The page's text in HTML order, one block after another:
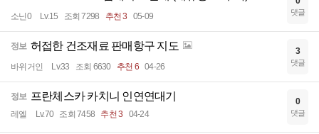
소닌0 Lv.15 조회 7298 추천 3 05-09 댓글
정보 허접한 건조재료 판매항구 지도
바위거인 Lv.33 조회 6630 추천 6 04-26
3
댓글
정보 프란체스카 카치니 인연연대기
레엘 Lv.70 조회 7458 추천 3 04-24
0
댓글